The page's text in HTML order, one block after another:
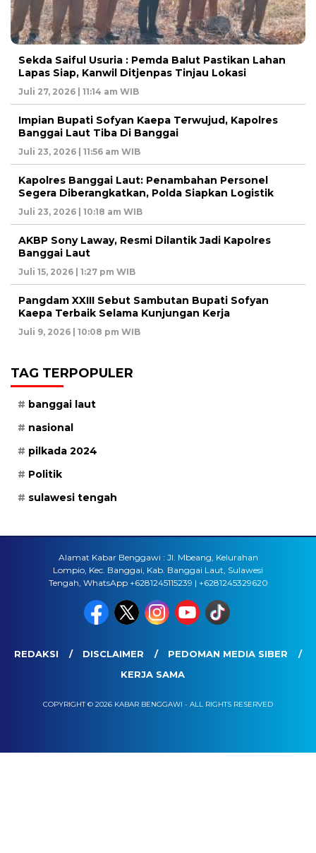
Sekda Saiful Usuria : Pemda Balut Pastikan Lahan
Lapas Siap, Kanwil Ditjenpas Tinjau Lokasi
Juli 27, 2026 | 11:14 am WIB
Impian Bupati Sofyan Kaepa Terwujud, Kapolres
Banggai Laut Tiba Di Banggai
Juli 23, 2026 | 11:56 am WIB
Kapolres Banggai Laut: Penambahan Personel
Segera Diberangkatkan, Polda Siapkan Logistik
Juli 23, 2026 | 10:18 am WIB
AKBP Sony Laway, Resmi Dilantik Jadi Kapolres
Banggai Laut
Juli 15, 2026 | 1:27 pm WIB
Pangdam XXIII Sebut Sambutan Bupati Sofyan
Kaepa Terbaik Selama Kunjungan Kerja
Juli 9, 2026 | 10:08 pm WIB
TAG TERPOPULER
banggai laut
nasional
pilkada 2024
Politik
sulawesi tengah
Alamat Kabar Benggawi : Jl. Mbeang, Kelurahan
Lompio, Kec. Banggai, Kab. Banggai Laut, Sulawesi
Tengah, WhatsApp +6281245115239 | +6281245329620
REDAKSI DISCLAIMER
PEDOMAN MEDIA SIBER
KERJA SAMA
COPYRIGHT © 2026 KABAR BENGGAWI - ALL RIGHTS RESERVED